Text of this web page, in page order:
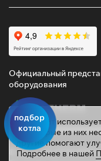
подбор
котла
Официальный
оборудования
© 2026 ТД «ГАЗОВИК»
Этот сайт
Некоторые из них
другие помогают
Подробнее в нашей